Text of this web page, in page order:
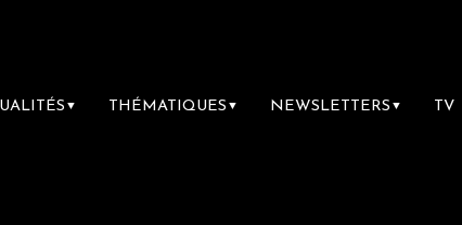
▼ THÉMATIQUES ▼ NEWSLETTERS ▼ TV